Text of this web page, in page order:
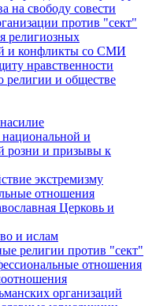
на свободу совести
против "сект"
религиозных
и конфликты со СМИ
нравственности
религии и обществе
и
розни и призывы к
экстремизму
отношения
Церковь и
и ислам
религии против "сект"
отношения
организаций